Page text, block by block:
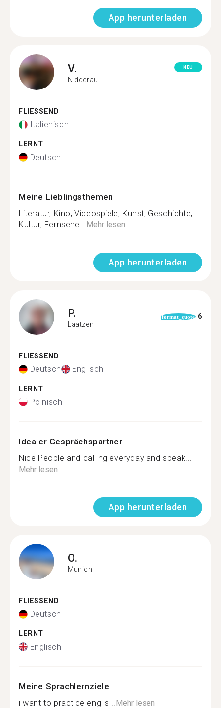
App herunterladen
V.
Nidderau
NEU
FLIESSEND
Italienisch
LERNT
Deutsch
Meine Lieblingsthemen
Literatur, Kino, Videospiele, Kunst, Geschichte,
Kultur, Fernsehe... Mehr lesen
App herunterladen
P.
Laatzen
format_quote 6
FLIESSEND
Deutsch Englisch
LERNT
Polnisch
Idealer Gesprächspartner
Nice People and calling everyday and speak...
Mehr lesen
App herunterladen
O.
Munich
FLIESSEND
Deutsch
LERNT
Englisch
Meine Sprachlernziele
i want to practice englis... Mehr lesen